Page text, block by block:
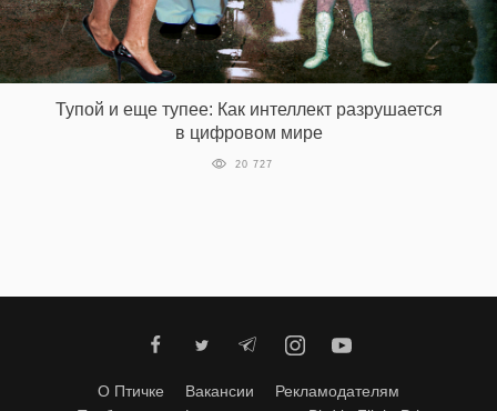
Тупой и еще тупее: Как интеллект разрушается
в цифровом мире
20 727
О Птичке Вакансии
Рекламодателям